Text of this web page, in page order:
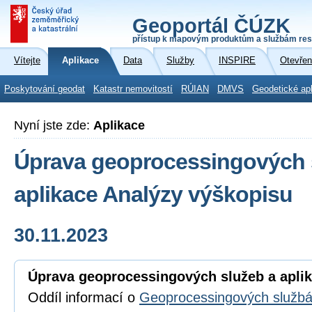
Geoportál ČÚZK
přístup k mapovým produktům a službám
Vítejte Aplikace Data Služby INSPIRE
Poskytování geodat Katastr nemovitostí RÚIAN DMVS Geodetické
Nyní jste zde: Aplikace
Úprava geoprocessingových
aplikace Analýzy výškopisu
30.11.2023
Úprava geoprocessingových služeb a
Oddíl informací o Geoprocessingových